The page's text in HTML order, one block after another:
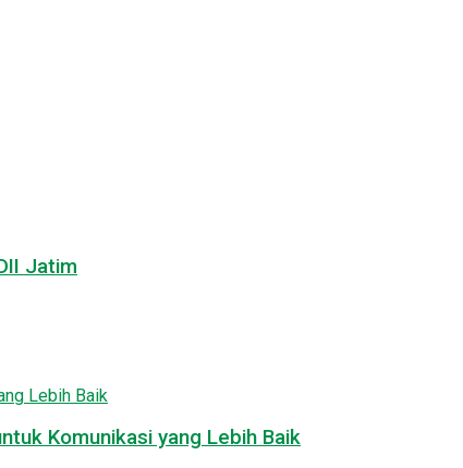
Jatim
Komunikasi yang Lebih Baik